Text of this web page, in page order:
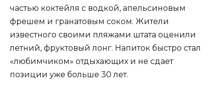
частью коктейля с водкой, апельсиновым
фрешем и гранатовым соком. Жители
известного своими пляжами штата оценили
летний, фруктовый лонг. Напиток быстро стал
«любимчиком» отдыхающих и не сдает
позиции уже больше 30 лет.